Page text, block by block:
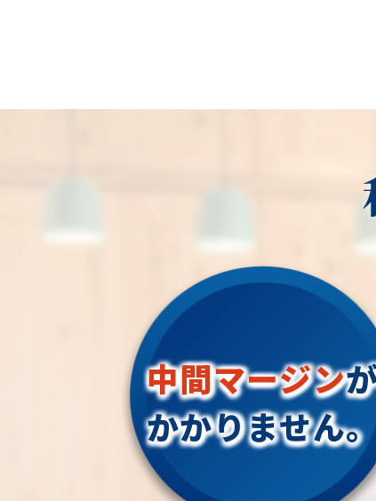
中間マージン
かかりません。